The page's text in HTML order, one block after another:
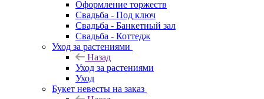
Оформление торжеств
Свадьба - Под ключ
Свадьба - Банкетный зал
Свадьба - Коттедж
Уход за растениями
Назад
Уход за растениями
Уход
Букет невесты на заказ